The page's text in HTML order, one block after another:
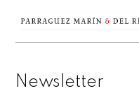
Newsletter